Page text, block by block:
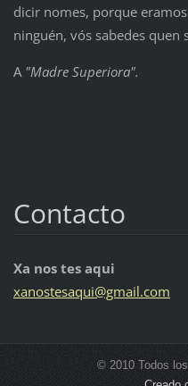
dicir nomes, porque
ninguén, vós sabedes quen
A "Madre Superiora".
Contacto
Xa nos tes aqui
xanostesaqui@gmail.com
© 2010 Todos